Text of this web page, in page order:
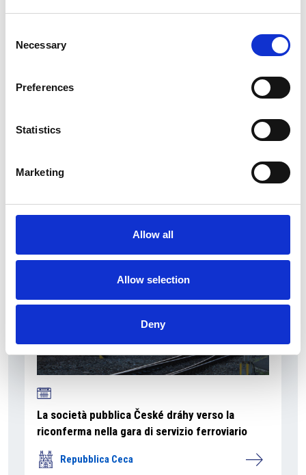
Selection
Necessary
Preferences
Statistics
Marketing
Allow all
Allow selection
Deny
La Škoda avvia la produzione del suo SUV Peaq
Repubblica Ceca
La società pubblica České dráhy verso la
riconferma nella gara di servizio ferroviario
Repubblica Ceca